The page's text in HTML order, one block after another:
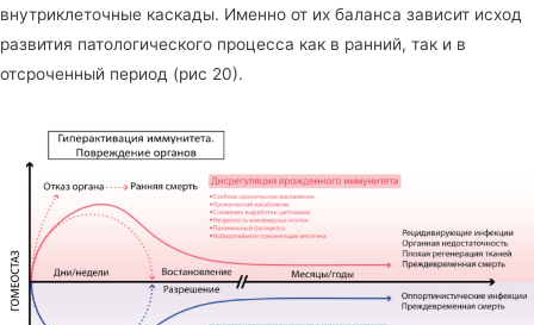
внутриклеточные каскады. Именно от их баланса зависит исход
развития патологического процесса как в ранний, так и в
отсроченный период (рис 20).